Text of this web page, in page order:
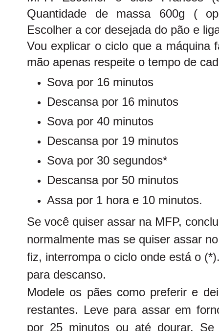
Quantidade de massa 600g (
Escolher a cor desejada do pão e
Vou explicar o ciclo que a máquina
mão apenas respeite o tempo de
Sova por 16 minutos
Descansa por 16 minutos
Sova por 40 minutos
Descansa por 19 minutos
Sova por 30 segundos*
Descansa por 50 minutos
Assa por 1 hora e 10 minutos.
Se você quiser assar na MFP,
normalmente mas se quiser assar
fiz, interrompa o ciclo onde está o
para descanso.
Modele os pães como preferir e
restantes. Leve para assar em
por 25 minutos ou até dourar. Se